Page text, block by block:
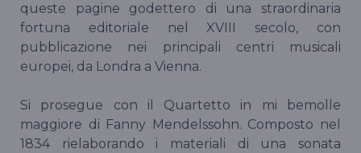
queste pagine godettero di una straordinaria
fortuna editoriale nel XVIII secolo, con
pubblicazione nei principali centri musicali
europei, da Londra a Vienna.
Si prosegue con il Quartetto in mi bemolle
maggiore di Fanny Mendelssohn. Composto nel
1834 rielaborando i materiali di una sonata